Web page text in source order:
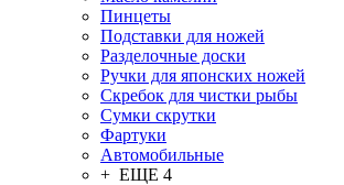
Пинцеты
Подставки для ножей
Разделочные доски
Ручки для японских ножей
Скребок для чистки рыбы
Сумки скрутки
Фартуки
Автомобильные
+ ЕЩЕ 4